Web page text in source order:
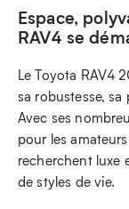
Espace,
RAV4 se
Le Toyota RAV4
sa robustesse,
Avec ses
pour les
recherchent luxe
de styles de vie.